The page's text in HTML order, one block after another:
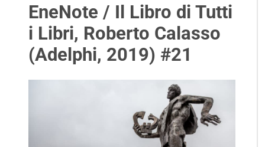
EneNote / Il Libro di Tutti
i Libri, Roberto Calasso
(Adelphi, 2019) #21